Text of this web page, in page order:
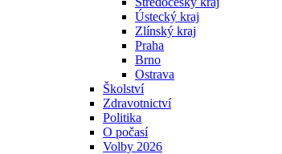
Ústecký kraj
Zlínský kraj
Praha
Brno
Ostrava
Školství
Zdravotnictví
Politika
O počasí
Volby 2026